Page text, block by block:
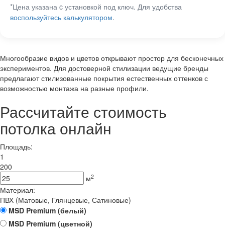
*Цена указана c установкой под ключ. Для удобства
воспользуйтесь калькулятором.
Многообразие видов и цветов открывают простор для бесконечных
экспериментов. Для достоверной стилизации ведущие бренды
предлагают стилизованные покрытия естественных оттенков с
возможностью монтажа на разные профили.
Рассчитайте стоимость
потолка онлайн
Площадь:
1
200
м2
Материал:
ПВХ (Матовые, Глянцевые, Сатиновые)
MSD Premium (белый)
MSD Premium (цветной)